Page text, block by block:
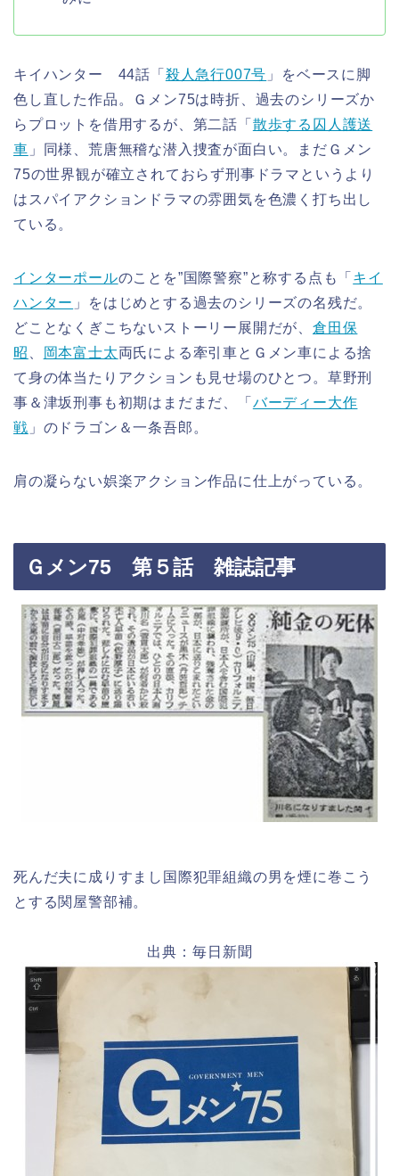
キイハンター 44話「 殺人急行007号 」をベースに脚
色し直した作品。Ｇメン75は時折、過去のシリーズか
らプロットを借用するが、第二話「 散歩する囚人護送
車 」同様、荒唐無稽な潜入捜査が面白い。まだＧメン
75の世界観が確立されておらず刑事ドラマというより
はスパイアクションドラマの雰囲気を色濃く打ち出し
ている。
インターポールのことを”国際警察”と称する点も「 キイ
ハンター 」をはじめとする過去のシリーズの名残だ。
どことなくぎこちないストーリー展開だが、倉田保
昭 、 岡本富士太両氏による牽引車とＧメン車による捨
て身の体当たりアクションも見せ場のひとつ。草野刑
事＆津坂刑事も初期はまだまだ、「 バーディー大作
戦 」のドラゴン＆一条吾郎。
肩の凝らない娯楽アクション作品に仕上がっている。
Ｇメン75 第５話 雑誌記事
死んだ夫に成りすまし国際犯罪組織の男を煙に巻こう
とする関屋警部補。
出典：毎日新聞